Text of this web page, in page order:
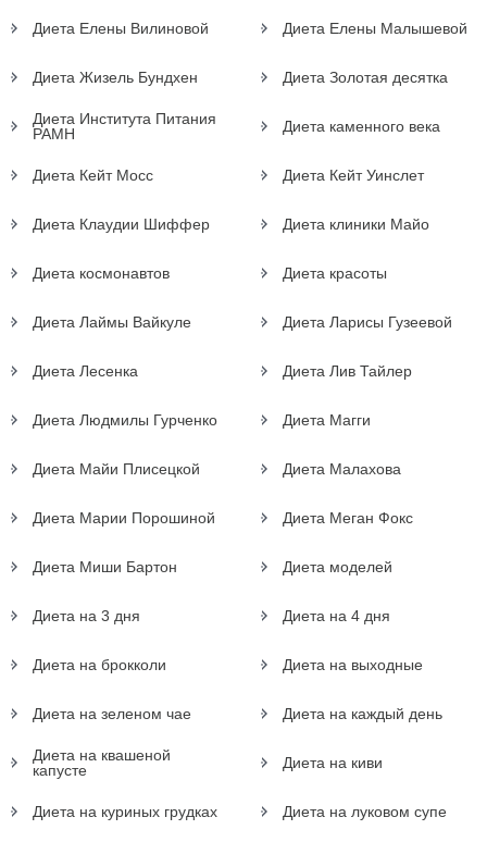
Диета Елены Вилиновой Диета Елены Малышевой
Диета Жизель Бундхен Диета Золотая десятка
Диета Института Питания
РАМН
Диета каменного века
Диета Кейт Мосс Диета Кейт Уинслет
Диета Клаудии Шиффер Диета клиники Майо
Диета космонавтов Диета красоты
Диета Лаймы Вайкуле Диета Ларисы Гузеевой
Диета Лесенка Диета Лив Тайлер
Диета Людмилы Гурченко Диета Магги
Диета Майи Плисецкой Диета Малахова
Диета Марии Порошиной Диета Меган Фокс
Диета Миши Бартон Диета моделей
Диета на 3 дня Диета на 4 дня
Диета на брокколи Диета на выходные
Диета на зеленом чае Диета на каждый день
Диета на квашеной
капусте
Диета на киви
Диета на куриных грудках Диета на луковом супе